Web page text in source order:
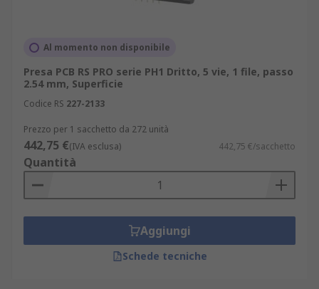
Al momento non disponibile
Presa PCB RS PRO serie PH1 Dritto, 5 vie, 1 file, passo
2.54 mm, Superficie
Codice RS 227-2133
Prezzo per 1 sacchetto da 272 unità
442,75 €(IVA esclusa) 442,75 €/sacchetto
Quantità
Aggiungi
Schede tecniche